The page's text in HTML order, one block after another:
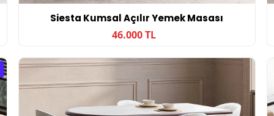
Siesta Kumsal Açılır Yemek Masası
46.000 TL